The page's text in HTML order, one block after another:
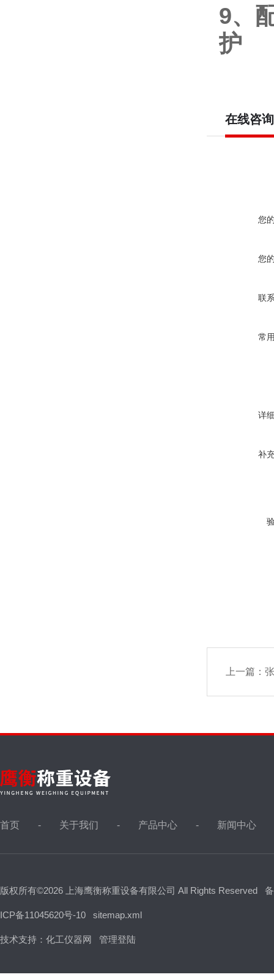
9、
护
在线咨询
您
您
联
常
详
补
上一篇：
首页 关于我们 产品中心 新闻中心
版权所有©2026 上海鹰衡称重设备有限公司 All Rights Reserved
ICP备11045620号-10 sitemap.xml
技术支持： 化工仪器网 管理登陆